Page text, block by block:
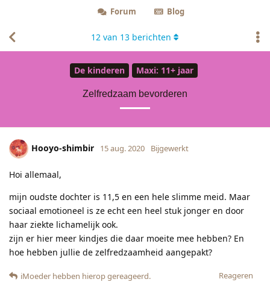
Forum Blog
De kinderen Maxi: 11+ jaar
Zelfredzaam bevorderen
12 van 13 berichten
Hooyo-shimbir 15 aug. 2020 Bijgewerkt
Hoi allemaal,
mijn oudste dochter is 11,5 en een hele slimme meid. Maar
sociaal emotioneel is ze echt een heel stuk jonger en door
haar ziekte lichamelijk ook.
zijn er hier meer kindjes die daar moeite mee hebben? En
hoe hebben jullie de zelfredzaamheid aangepakt?
Reageren
iMoeder hebben hierop gereageerd.